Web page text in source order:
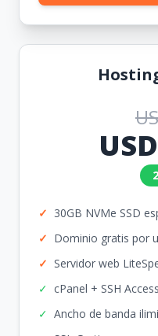
✓ 30GB NVMe SSD
✓ Dominio gratis por
✓ Servidor web
✓ cPanel + SSH Access
✓ Ancho de banda